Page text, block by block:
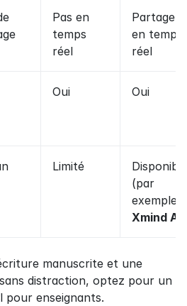
Pas en
temps
réel
Partage
en temps
réel
Oui Oui
Limité
Disponible
(par
Xmind AI
manuscrite et une
distraction, optez pour un
pour enseignants.